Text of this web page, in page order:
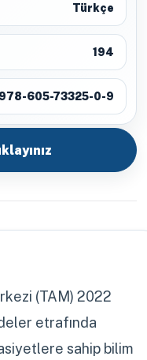
Türkçe
194
978-605-73325-0-9
(TAM) 2022
etrafında
sahip bilim